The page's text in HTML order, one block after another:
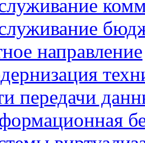
направление
передачи